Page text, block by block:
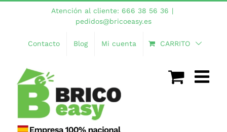
Saltar
Atención al cliente: 666 38 56 36 |
pedidos@bricoeasy.es
Contacto Blog Mi cuenta CARRITO